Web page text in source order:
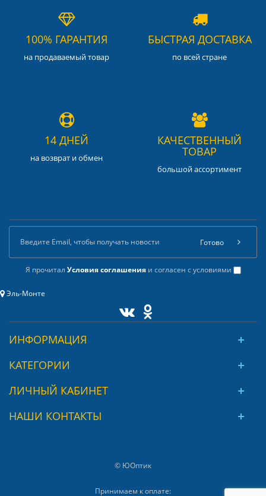
100% ГАРАНТИЯ
на продаваемый товар
БЫСТРАЯ ДОСТАВКА
по всей стране
14 ДНЕЙ
на возврат и обмен
КАЧЕСТВЕННЫЙ
ТОВАР
большой ассортимент
Я прочитал Условия соглашенияи согласен с условиями
Готово
Эль-Монте
ИНФОРМАЦИЯ
КАТЕГОРИИ
ЛИЧНЫЙ КАБИНЕТ
НАШИ КОНТАКТЫ
© ЮОптик
Принимаем к оплате: